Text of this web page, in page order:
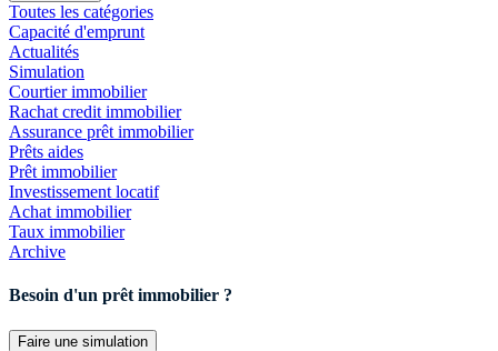
Toutes les catégories
Capacité d'emprunt
Actualités
Simulation
Courtier immobilier
Rachat credit immobilier
Assurance prêt immobilier
Prêts aides
Prêt immobilier
Investissement locatif
Achat immobilier
Taux immobilier
Archive
Besoin d'un prêt immobilier ?
Faire une simulation